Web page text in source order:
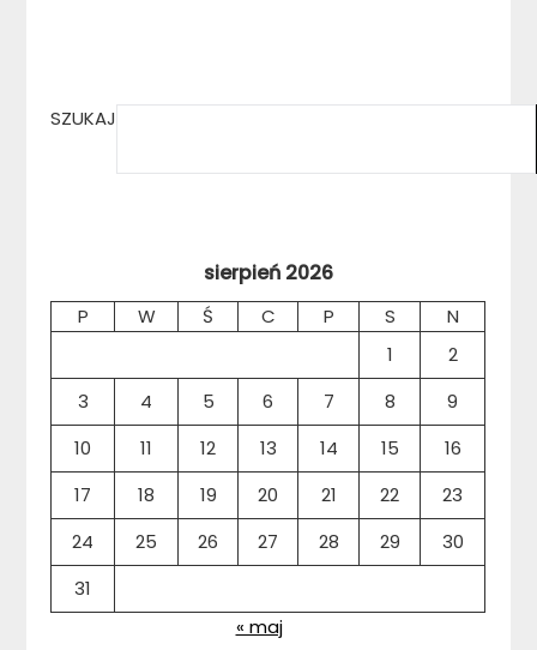
SZUKAJ
sierpień 2026
P W Ś C P S
N
1
2
3
4 5 6 7 8
9
10
11 12 13 14 15
16
17
18 19 20 21 22
23
24
25 26 27 28 29
30
31
« maj